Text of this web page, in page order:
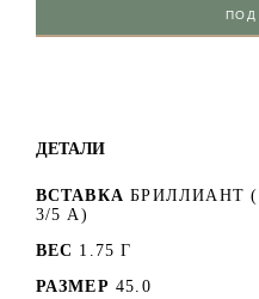
ПОД
ДЕТАЛИ
ВСТАВКА БРИЛЛИАНТ
3/5 А)
ВЕС 1.75 Г
РАЗМЕР 45.0